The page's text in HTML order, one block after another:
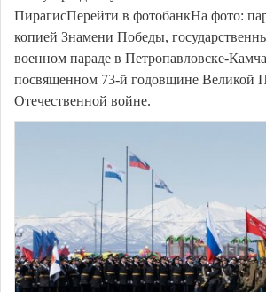
ПирагисПерейти в фотобанкНа фото:
копией Знамени Победы,
военном параде в Петропавловске-
посвященном 73-й годовщине Великой
Отечественной войне.